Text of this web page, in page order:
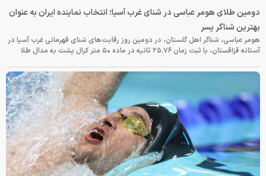
دومین طلای هومر عباسی در شنای غرب آسیا؛ انتخاب نماینده ایران به عنوان
بهترین شناگر پسر
هومر عباسی، شناگر اهل گلستان، در دومین روز رقابت‌های شنای قهرمانی غرب آسیا در
آستانه قزاقستان، با ثبت زمان ۲۵.۷۶ ثانیه در ماده ۵۰ متر کرال پشت به مدال طلا